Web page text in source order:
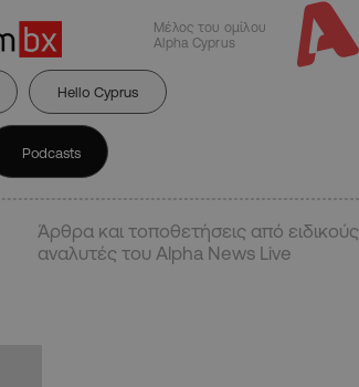
Μέλος του ομίλου
Alpha Cyprus
Hello Cyprus
Podcasts
Άρθρα και τοποθετήσεις από ειδικούς
αναλυτές του Alpha News Live